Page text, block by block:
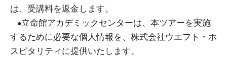
は、受講料を返⾦します。
●立命館アカデミックセンターは、本ツアーを実施
するために必要な個人情報を、株式会社ウエフト・ホ
スピタリティに提供いたします。